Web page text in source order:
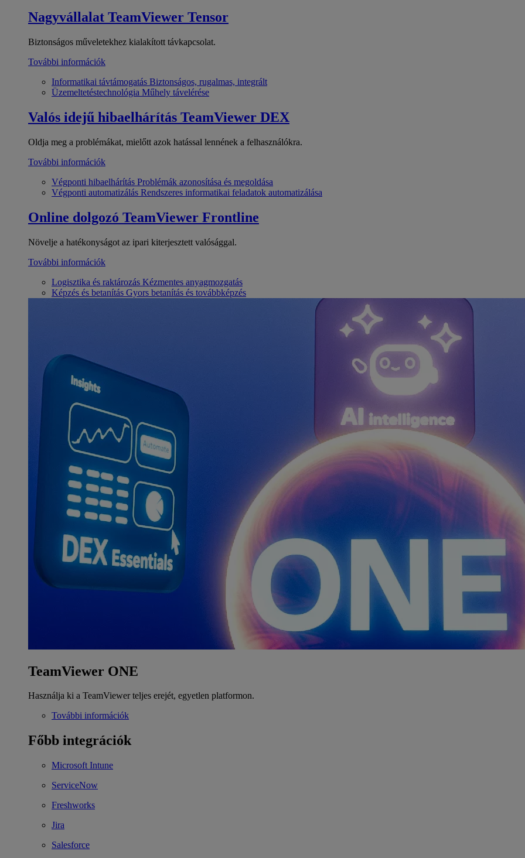
Nagyvállalat TeamViewer Tensor
Biztonságos műveletekhez kialakított távkapcsolat.
További információk
Informatikai távtámogatás Biztonságos, rugalmas, integrált
Üzemeltetéstechnológia Műhely távelérése
Valós idejű hibaelhárítás TeamViewer DEX
Oldja meg a problémákat, mielőtt azok hatással lennének a felhasználókra.
További információk
Végponti hibaelhárítás Problémák azonosítása és megoldása
Végponti automatizálás Rendszeres informatikai feladatok automatizálása
Online dolgozó TeamViewer Frontline
Növelje a hatékonyságot az ipari kiterjesztett valósággal.
További információk
Logisztika és raktározás Kézmentes anyagmozgatás
Képzés és betanítás Gyors betanítás és továbbképzés
TeamViewer ONE
Használja ki a TeamViewer teljes erejét, egyetlen platformon.
További információk
Főbb integrációk
Microsoft Intune
ServiceNow
Freshworks
Jira
Salesforce